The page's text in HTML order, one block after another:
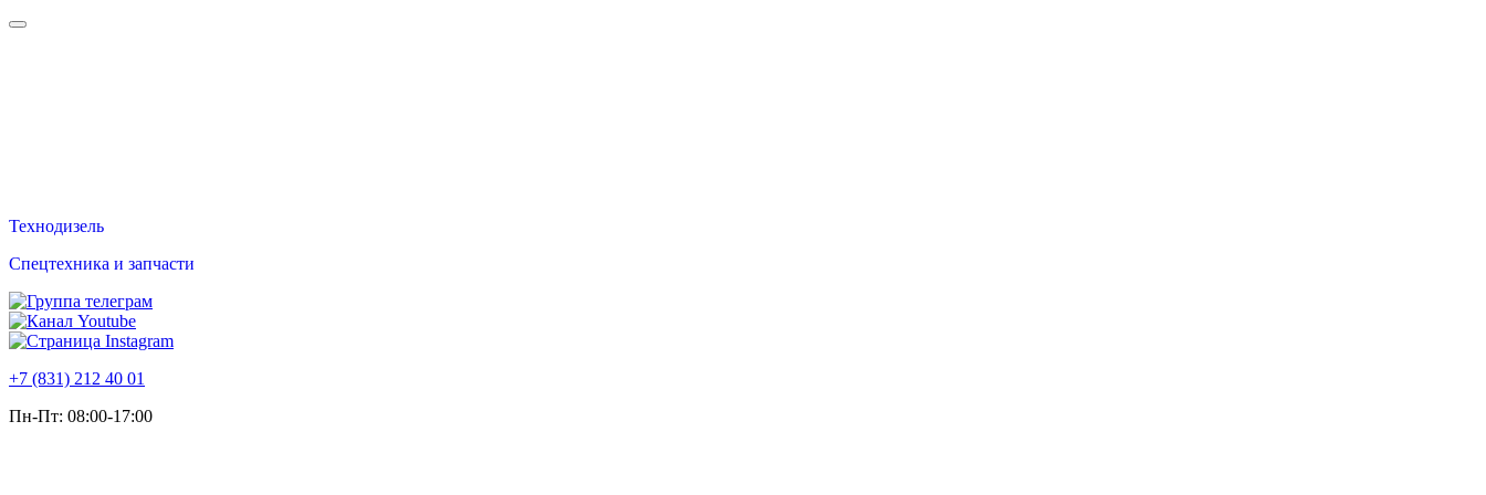
Технодизель
Спецтехника и запчасти
+7 (831) 212 40 01
Пн-Пт: 08:00-17:00